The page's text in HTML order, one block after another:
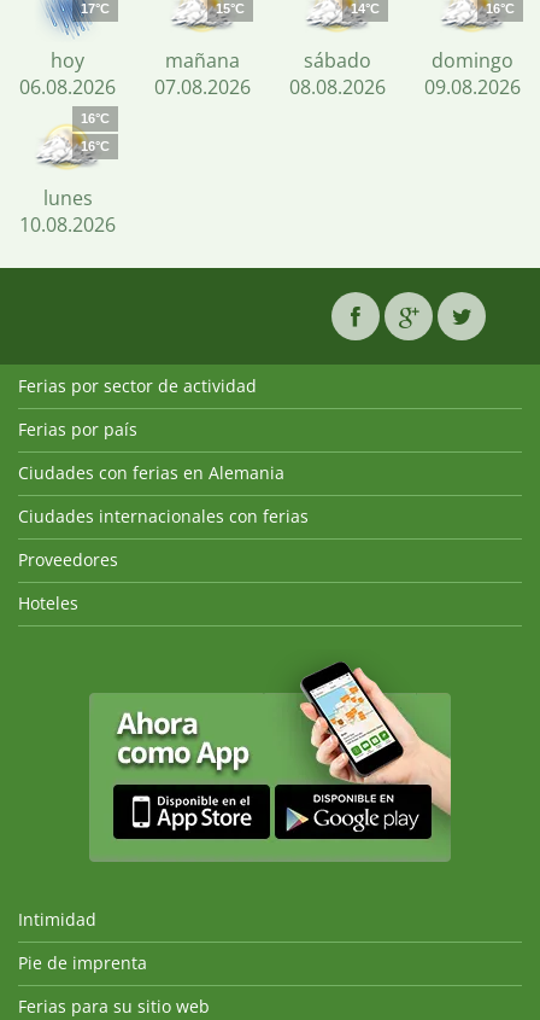
17°C
hoy
06.08.2026
15°C
mañana
07.08.2026
14°C
sábado
08.08.2026
16°C
domingo
09.08.2026
16°C
16°C
lunes
10.08.2026
Ferias por sector de actividad
Ferias por país
Ciudades con ferias en Alemania
Ciudades internacionales con ferias
Proveedores
Hoteles
Intimidad
Pie de imprenta
Ferias para su sitio web